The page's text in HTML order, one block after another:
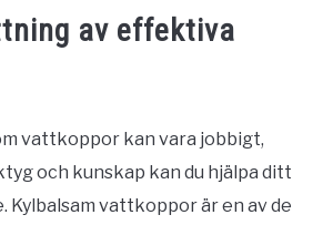
av effektiva
vattkoppor kan vara jobbigt,
och kunskap kan du hjälpa ditt
Kylbalsam vattkoppor är en av de